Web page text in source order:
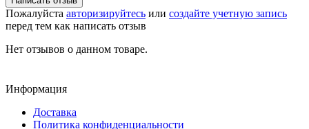
Пожалуйста авторизируйтесь или создайте учетную запись
перед тем как написать отзыв
Нет отзывов о данном товаре.
Информация
Доставка
Политика конфиденциальности